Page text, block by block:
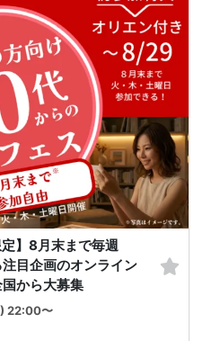
定】8月末まで毎週
目企画のオンライン
から大募集
22:00〜